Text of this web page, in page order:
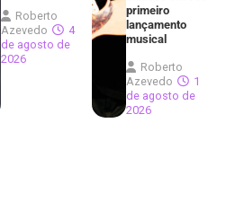
Roberto
Azevedo
4
de agosto de
2026
primeiro
lançamento
musical
Roberto
Azevedo
1
de agosto de
2026